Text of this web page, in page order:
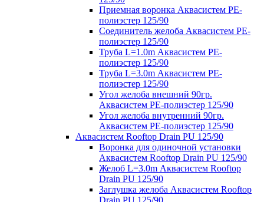
Приемная воронка Аквасистем PE-
полиэстер 125/90
Соединитель желоба Аквасистем PE-
полиэстер 125/90
Труба L=1.0m Аквасистем PE-
полиэстер 125/90
Труба L=3.0m Аквасистем PE-
полиэстер 125/90
Угол желоба внешний 90гр.
Аквасистем PE-полиэстер 125/90
Угол желоба внутренний 90гр.
Аквасистем PE-полиэстер 125/90
Аквасистем Rooftop Drain PU 125/90
Воронка для одиночной установки
Аквасистем Rooftop Drain PU 125/90
Желоб L=3.0m Аквасистем Rooftop
Drain PU 125/90
Заглушка желоба Аквасистем Rooftop
Drain PU 125/90